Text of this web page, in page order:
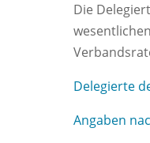
Die
Delegierte
Angaben